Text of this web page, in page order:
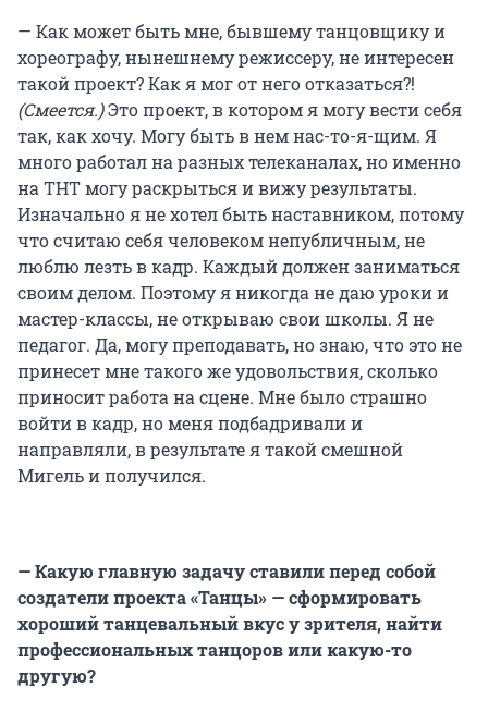
— Как может быть мне, бывшему танцовщику и
хореографу, нынешнему режиссеру, не интересен
такой проект? Как я мог от него отказаться?!
(Смеется.)Это проект, в котором я могу вести себя
так, как хочу. Могу быть в нем нас-то-я-щим. Я
много работал на разных телеканалах, но именно
на ТНТ могу раскрыться и вижу результаты.
Изначально я не хотел быть наставником, потому
что считаю себя человеком непубличным, не
люблю лезть в кадр. Каждый должен заниматься
своим делом. Поэтому я никогда не даю уроки и
мастер-классы, не открываю свои школы. Я не
педагог. Да, могу преподавать, но знаю, что это не
принесет мне такого же удовольствия, сколько
приносит работа на сцене. Мне было страшно
войти в кадр, но меня подбадривали и
направляли, в результате я такой смешной
Мигель и получился.
— Какую главную задачу ставили перед собой
создатели проекта «Танцы» — сформировать
хороший танцевальный вкус у зрителя, найти
профессиональных танцоров или какую-то
другую?